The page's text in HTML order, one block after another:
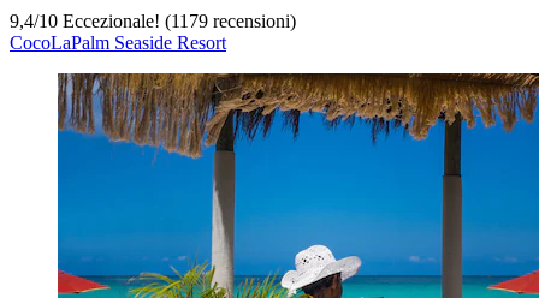
9,4/10 Eccezionale! (1179 recensioni)
CocoLaPalm Seaside Resort